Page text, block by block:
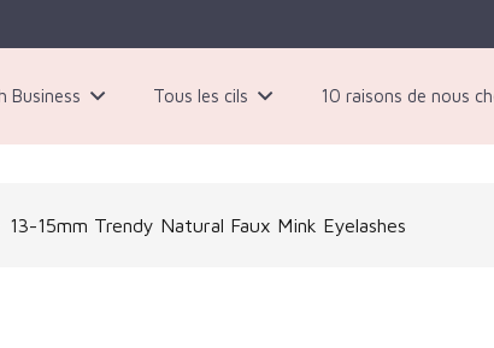
Business Tous les cils 10 raisons de nous
13-15mm Trendy Natural Faux Mink Eyelashes